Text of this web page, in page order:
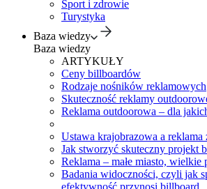
Sport i zdrowie
Turystyka
Baza wiedzy
Baza wiedzy
ARTYKUŁY
Ceny billboardów
Rodzaje nośników reklamowych
Skuteczność reklamy
Reklama outdoorowa – dla
Ustawa krajobrazowa a reklama
Jak stworzyć skuteczny projekt
Reklama – małe miasto, wielkie
Badania widoczności, czyli jak
efektywność przynosi billboard